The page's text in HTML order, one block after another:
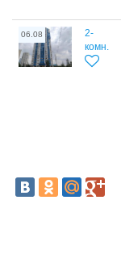
06.08
2-
комн.